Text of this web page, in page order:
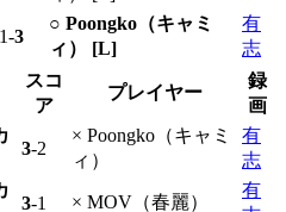
1-3
○ Poongko（キャミ
ィ） [L]
有
志
スコ
ア
プレイヤー
録
画
3-2
× Poongko（キャミ
ィ）
有
志
3-1 × MOV（春麗）
有